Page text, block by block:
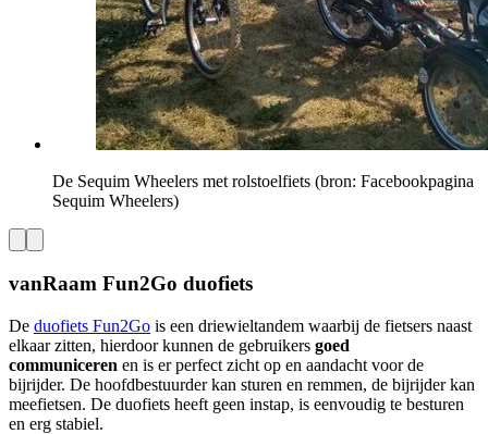
De Sequim Wheelers met rolstoelfiets (bron: Facebookpagina
Sequim Wheelers)
vanRaam Fun2Go duofiets
De duofiets Fun2Go is een driewieltandem waarbij de fietsers naast
elkaar zitten, hierdoor kunnen de gebruikers goed
communiceren en is er perfect zicht op en aandacht voor de
bijrijder. De hoofdbestuurder kan sturen en remmen, de bijrijder kan
meefietsen. De duofiets heeft geen instap, is eenvoudig te besturen
en erg stabiel.